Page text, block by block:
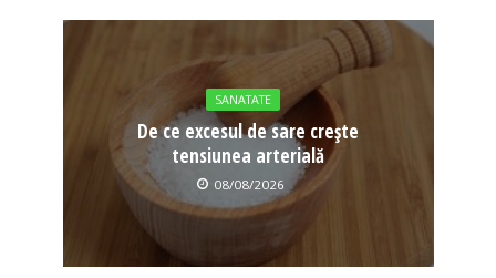
SANATATE
De ce excesul de sare crește
tensiunea arterială
08/08/2026